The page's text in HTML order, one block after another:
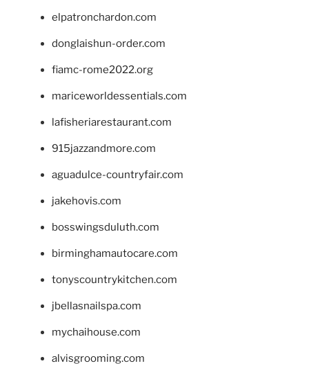
elpatronchardon.com
donglaishun-order.com
fiamc-rome2022.org
mariceworldessentials.com
lafisheriarestaurant.com
915jazzandmore.com
aguadulce-countryfair.com
jakehovis.com
bosswingsduluth.com
birminghamautocare.com
tonyscountrykitchen.com
jbellasnailspa.com
mychaihouse.com
alvisgrooming.com